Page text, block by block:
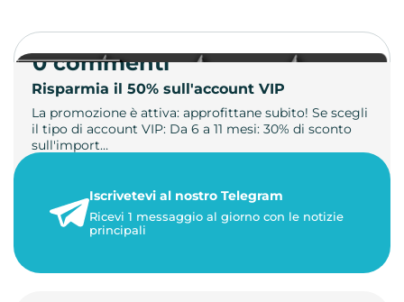
Risparmia il 50% sull'account VIP
La promozione è attiva: approfittane subito! Se scegli
il tipo di account VIP: Da 6 a 11 mesi: 30% di sconto
sull'import…
1 minuto di lettura
0 commenti
Iscrivetevi al nostro Telegram
Ricevi 1 messaggio al giorno con le notizie
principali